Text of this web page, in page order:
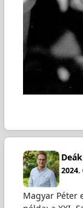
2024.
Magyar Péter